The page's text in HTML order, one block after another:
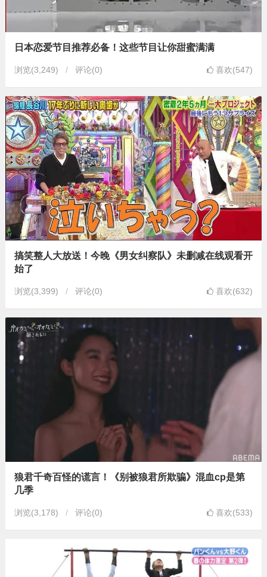
日本恋爱节目推荐必备！这些节目让你甜蜜满满
浏览(3,249) 评论(0) 喜欢(547)
搞笑整人大放送！今晚《男女纠察队》未删减在线观看开
始了
浏览(3,399) 评论(0) 喜欢(632)
狼君千奇百怪的谎言！《别被狼君所欺骗》混血cp是第
几季
浏览(3,178) 评论(0) 喜欢(533)